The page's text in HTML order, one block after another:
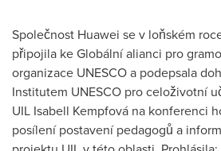
Společnost Huawei se v loňském
připojila ke Globální alianci pro
organizace UNESCO a podepsala
Institutem UNESCO pro celoživotní
UIL Isabell Kempfová na konferenci
posílení postavení pedagogů a